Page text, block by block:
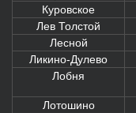
Куровское
Лев Толстой
Лесной
Ликино-Дулево
Лобня
Лотошино